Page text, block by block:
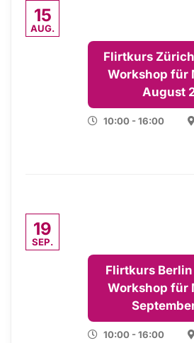
15
AUG.
Flirtkurs
Workshop für
August
10:00 - 16:00
19
SEP.
Flirtkurs
Workshop für
10:00 - 16:00